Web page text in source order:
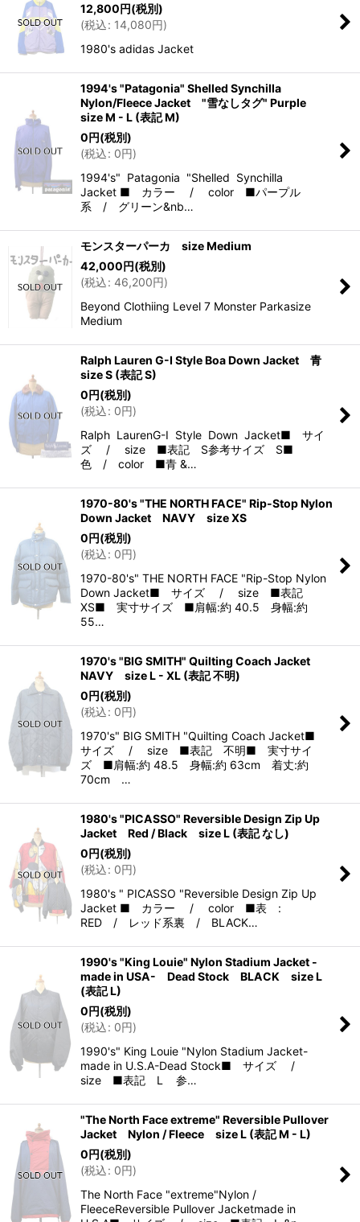
12,800円(税別)
(税込: 14,080円)
1980's adidas Jacket
1994's "Patagonia" Shelled Synchilla
Nylon/Fleece Jacket "雪なしタグ" Purple
size M - L (表記 M)
0円(税別)
(税込: 0円)
1994's" Patagonia "Shelled Synchilla
Jacket ■ カラー / color ■パープル
系 / グリーン&nb…
モンスターパーカ size Medium
42,000円(税別)
(税込: 46,200円)
Beyond Clothiing Level 7 Monster Parkasize
Medium
Ralph Lauren G-I Style Boa Down Jacket 青
size S (表記 S)
0円(税別)
(税込: 0円)
Ralph LaurenG-I Style Down Jacket■ サイ
ズ / size ■表記 S参考サイズ S■
色 / color ■青 &…
1970-80's "THE NORTH FACE" Rip-Stop Nylon
Down Jacket NAVY size XS
0円(税別)
(税込: 0円)
1970-80's" THE NORTH FACE "Rip-Stop Nylon
Down Jacket■ サイズ / size ■表記
XS■ 実寸サイズ ■肩幅:約 40.5 身幅:約
55…
1970's "BIG SMITH" Quilting Coach Jacket
NAVY size L - XL (表記 不明)
0円(税別)
(税込: 0円)
1970's" BIG SMITH "Quilting Coach Jacket■
サイズ / size ■表記 不明■ 実寸サイ
ズ ■肩幅:約 48.5 身幅:約 63cm 着丈:約
70cm …
1980's "PICASSO" Reversible Design Zip Up
Jacket Red / Black size L (表記 なし)
0円(税別)
(税込: 0円)
1980's " PICASSO "Reversible Design Zip Up
Jacket ■ カラー / color ■表 :
RED / レッド系裏 / BLACK…
1990's "King Louie" Nylon Stadium Jacket -
made in USA- Dead Stock BLACK size L
(表記 L)
0円(税別)
(税込: 0円)
1990's" King Louie "Nylon Stadium Jacket-
made in U.S.A-Dead Stock■ サイズ /
size ■表記 L 参…
"The North Face extreme" Reversible Pullover
Jacket Nylon / Fleece size L (表記 M - L)
0円(税別)
(税込: 0円)
The North Face "extreme"Nylon /
FleeceReversible Pullover Jacketmade in